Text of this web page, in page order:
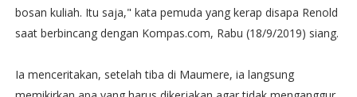
bosan kuliah. Itu saja," kata pemuda yang kerap disapa Renold
saat berbincang dengan Kompas.com, Rabu (18/9/2019) siang.
Ia menceritakan, setelah tiba di Maumere, ia langsung